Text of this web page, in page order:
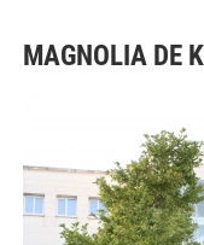
MAGNOLIA DE